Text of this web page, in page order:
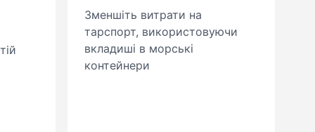
Зменшіть витрати на
тарспорт, використовуючи
вкладиші в морські
контейнери